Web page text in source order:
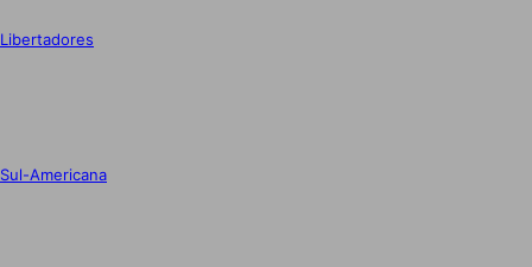
Libertadores
Sul-Americana